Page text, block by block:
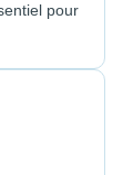
pour